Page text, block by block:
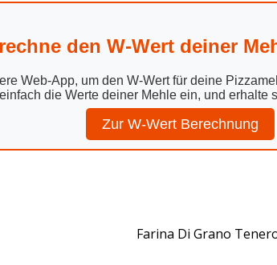
den W-Wert deiner
Web-App, um den W-Wert für deine
die Werte deiner Mehle ein, und erhalte
Zur W-Wert Berechnung
Farina Di Grano